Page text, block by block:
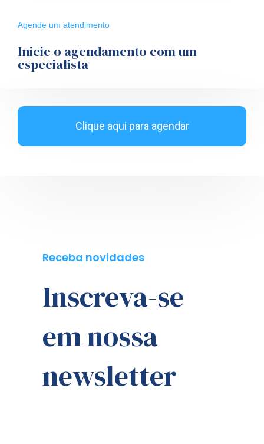
Agende um atendimento
Inicie o agendamento com um
especialista
Clique aqui para agendar
Receba novidades
Inscreva-se
em nossa
newsletter